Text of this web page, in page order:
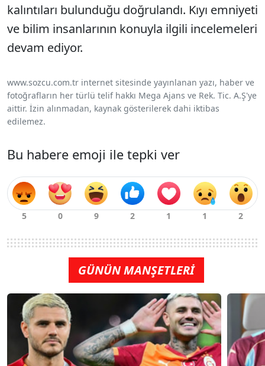
kalıntıları bulunduğu doğrulandı. Kıyı emniyeti
ve bilim insanlarının konuyla ilgili incelemeleri
devam ediyor.
www.sozcu.com.tr internet sitesinde yayınlanan yazı, haber ve
fotoğrafların her türlü telif hakkı Mega Ajans ve Rek. Tic. A.Ş'ye
aittir. İzin alınmadan, kaynak gösterilerek dahi iktibas
edilemez.
Bu habere emoji ile tepki ver
GÜNÜN MANŞETLERİ